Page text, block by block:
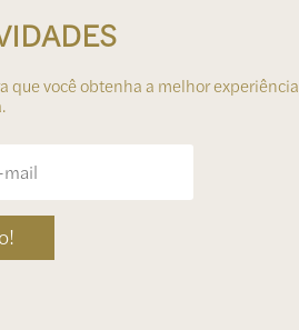
que você obtenha a melhor experiência